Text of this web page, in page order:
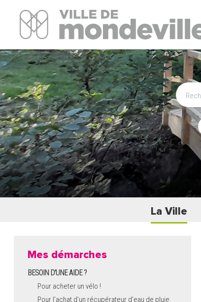
Site Officiel de la ville de Mondeville
La Ville
Mes démarches
BESOIN D'UNE AIDE ?
Pour acheter un vélo !
Pour l'achat d’un récupérateur d’eau de pluie